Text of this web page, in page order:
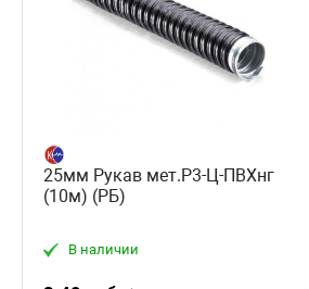
25мм Рукав мет.Р3-Ц-ПВХнг
(10м) (РБ)
В наличии